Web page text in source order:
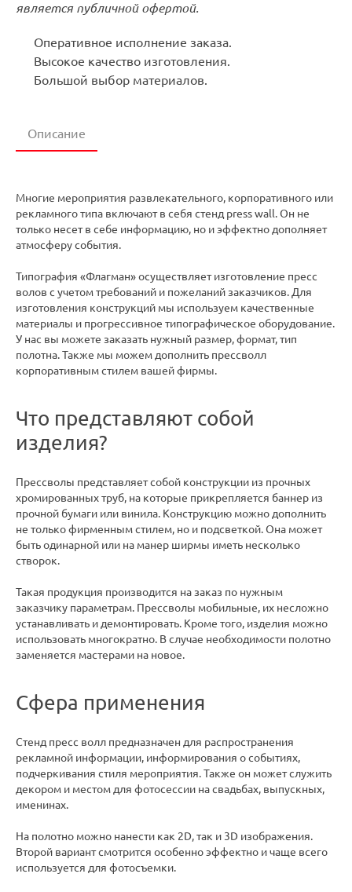
является публичной офертой.
Оперативное исполнение заказа.
Высокое качество изготовления.
Большой выбор материалов.
Описание
Многие мероприятия развлекательного, корпоративного или
рекламного типа включают в себя стенд press wall. Он не
только несет в себе информацию, но и эффектно дополняет
атмосферу события.
Типография «Флагман» осуществляет изготовление пресс
волов с учетом требований и пожеланий заказчиков. Для
изготовления конструкций мы используем качественные
материалы и прогрессивное типографическое оборудование.
У нас вы можете заказать нужный размер, формат, тип
полотна. Также мы можем дополнить прессволл
корпоративным стилем вашей фирмы.
Что представляют собой
изделия?
Прессволы представляет собой конструкции из прочных
хромированных труб, на которые прикрепляется баннер из
прочной бумаги или винила. Конструкцию можно дополнить
не только фирменным стилем, но и подсветкой. Она может
быть одинарной или на манер ширмы иметь несколько
створок.
Такая продукция производится на заказ по нужным
заказчику параметрам. Прессволы мобильные, их несложно
устанавливать и демонтировать. Кроме того, изделия можно
использовать многократно. В случае необходимости полотно
заменяется мастерами на новое.
Сфера применения
Стенд пресс волл предназначен для распространения
рекламной информации, информирования о событиях,
подчеркивания стиля мероприятия. Также он может служить
декором и местом для фотосессии на свадьбах, выпускных,
именинах.
На полотно можно нанести как 2D, так и 3D изображения.
Второй вариант смотрится особенно эффектно и чаще всего
используется для фотосъемки.